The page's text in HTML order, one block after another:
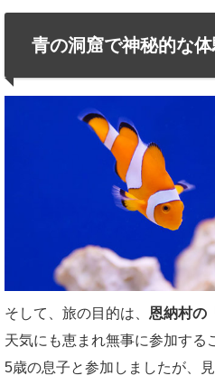
青の洞窟で神秘的な体
そして、旅の目的は、 恩納村の
天気にも恵まれ無事に参加する
5歳の息子と参加しましたが、